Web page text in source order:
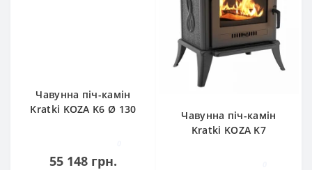
Чавунна піч-камін
Kratki KOZA K6 Ø 130
55 148 грн.
Чавунна піч-камін
Kratki KOZA K7